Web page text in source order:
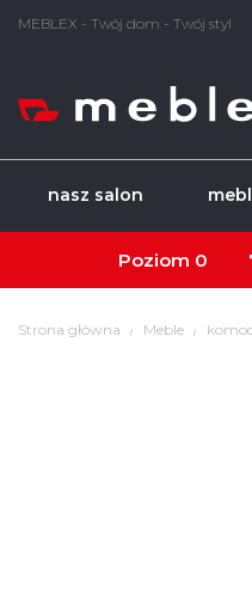
MEBLEX - Twój dom - Twój styl
nasz salon
Poziom 0
Strona główna Meble